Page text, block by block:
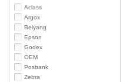
Aclass
Argox
Beiyang
Epson
Godex
OEM
Posbank
Zebra